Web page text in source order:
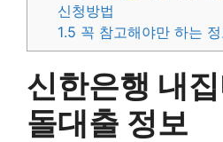
신청방법
1.5 꼭 참고해야만 하는 정
신한은행 내
돌대출 정보